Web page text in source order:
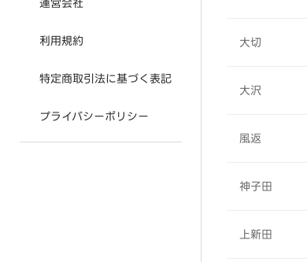
利用規約
特定商取引法に基づく表記
プライバシーポリシー
大切
大沢
風返
神子田
上新田